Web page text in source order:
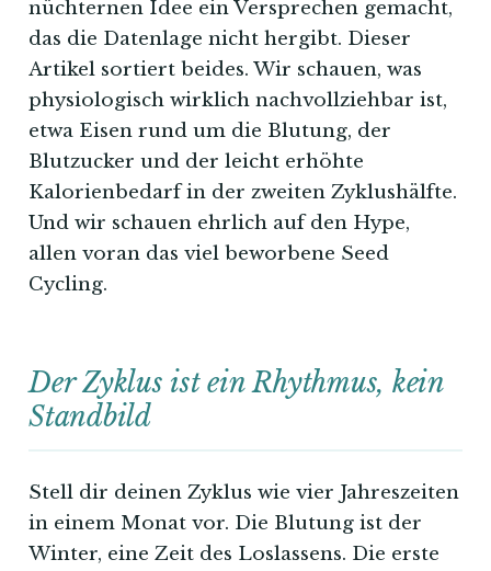
nüchternen Idee ein Versprechen gemacht,
das die Datenlage nicht hergibt. Dieser
Artikel sortiert beides. Wir schauen, was
physiologisch wirklich nachvollziehbar ist,
etwa Eisen rund um die Blutung, der
Blutzucker und der leicht erhöhte
Kalorienbedarf in der zweiten Zyklushälfte.
Und wir schauen ehrlich auf den Hype,
allen voran das viel beworbene Seed
Cycling.
Der Zyklus ist ein Rhythmus, kein
Standbild
Stell dir deinen Zyklus wie vier Jahreszeiten
in einem Monat vor. Die Blutung ist der
Winter, eine Zeit des Loslassens. Die erste